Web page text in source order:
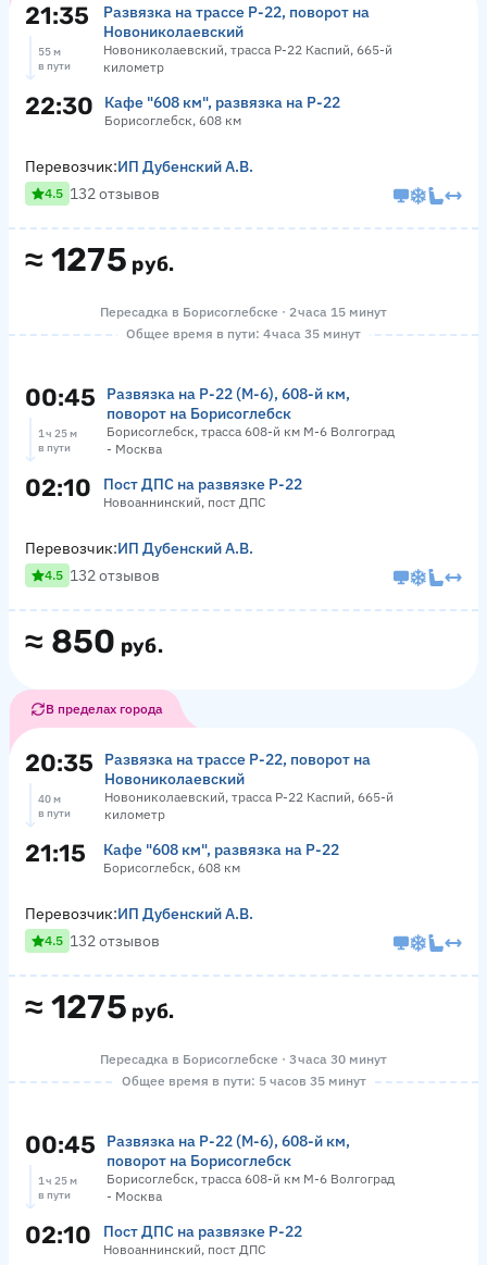
21:35
Развязка на трассе Р-22, поворот на
Новониколаевский
Новониколаевский, трасса Р-22 Каспий, 665-й
километр
55 м
в пути
22:30 Кафе "608 км", развязка на Р-22
Борисоглебск, 608 км
≈ 1275 руб.
Перевозчик:ИП Дубенский А.В.
4.5 132 отзывов
Пересадка в Борисоглебске · 2 часа 15 минут
Общее время в пути: 4 часа 35 минут
00:45
Развязка на Р-22 (М-6), 608-й км,
поворот на Борисоглебск
Борисоглебск, трасса 608-й км М-6 Волгоград
- Москва
1 ч 25 м
в пути
02:10 Пост ДПС на развязке Р-22
Новоаннинский, пост ДПС
≈ 850 руб.
Перевозчик:ИП Дубенский А.В.
4.5 132 отзывов
В пределах города
20:35
Развязка на трассе Р-22, поворот на
Новониколаевский
Новониколаевский, трасса Р-22 Каспий, 665-й
километр
40 м
в пути
21:15 Кафе "608 км", развязка на Р-22
Борисоглебск, 608 км
≈ 1275 руб.
Перевозчик:ИП Дубенский А.В.
4.5 132 отзывов
Пересадка в Борисоглебске · 3 часа 30 минут
Общее время в пути: 5 часов 35 минут
00:45
Развязка на Р-22 (М-6), 608-й км,
поворот на Борисоглебск
Борисоглебск, трасса 608-й км М-6 Волгоград
- Москва
1 ч 25 м
в пути
02:10 Пост ДПС на развязке Р-22
Новоаннинский, пост ДПС